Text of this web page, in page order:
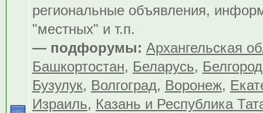
региональные объявления,
"местных" и т.п.
— подфорумы: Архангельская
Башкортостан, Беларусь,
Бузулук, Волгоград, Воронеж,
Израиль, Казань и Республика